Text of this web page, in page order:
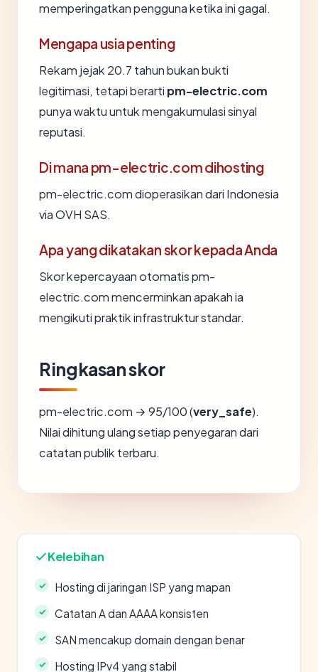
memperingatkan pengguna ketika ini gagal.
Mengapa usia penting
Rekam jejak 20.7 tahun bukan bukti
legitimasi, tetapi berarti pm-electric.com
punya waktu untuk mengakumulasi sinyal
reputasi.
Di mana pm-electric.com dihosting
pm-electric.com dioperasikan dari Indonesia
via OVH SAS.
Apa yang dikatakan skor kepada Anda
Skor kepercayaan otomatis pm-
electric.com mencerminkan apakah ia
mengikuti praktik infrastruktur standar.
Ringkasan skor
pm-electric.com → 95/100 (very_safe).
Nilai dihitung ulang setiap penyegaran dari
catatan publik terbaru.
Kelebihan
Hosting di jaringan ISP yang mapan
Catatan A dan AAAA konsisten
SAN mencakup domain dengan benar
Hosting IPv4 yang stabil